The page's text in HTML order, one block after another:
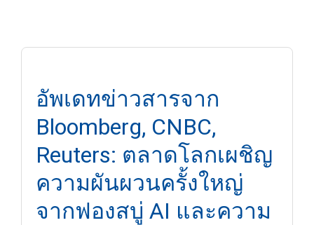
อัพเดทข่าวสารจาก
Bloomberg, CNBC,
Reuters: ตลาดโลกเผชิญ
ความผันผวนครั้งใหญ่
จากฟองสบู่ AI และความ